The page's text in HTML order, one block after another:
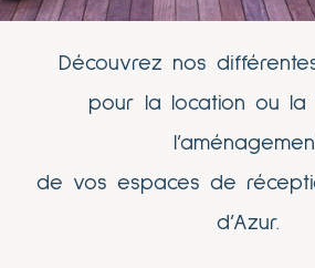
Découvrez nos
pour la location ou la
de vos espaces de
d’Azur.